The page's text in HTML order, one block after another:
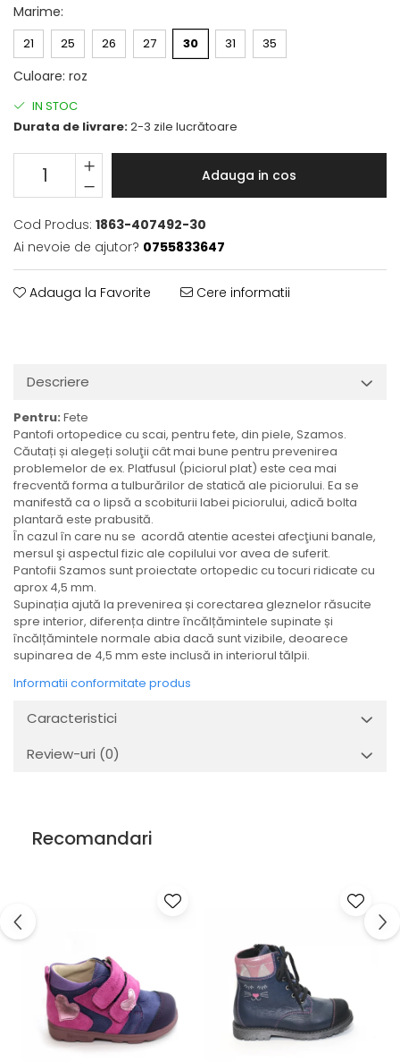
Marime:
21 25 26 27 30 31 35
Culoare: roz
IN STOC
Durata de livrare:2-3 zile lucrătoare
Adauga in cos
Cod Produs: 1863-407492-30
Ai nevoie de ajutor? 0755833647
Adauga la Favorite Cere informatii
Descriere
Pentru: Fete
Pantofi ortopedice cu scai, pentru fete, din piele, Szamos.
Căutați și alegeți soluţii cât mai bune pentru prevenirea
problemelor de ex. Platfusul (piciorul plat) este cea mai
frecventă forma a tulburărilor de statică ale piciorului. Ea se
manifestă ca o lipsă a scobiturii labei piciorului, adică bolta
plantară este prabusită.
În cazul în care nu se acordă atentie acestei afecţiuni banale,
mersul şi aspectul fizic ale copilului vor avea de suferit.
Pantofii Szamos sunt proiectate ortopedic cu tocuri ridicate cu
aprox 4,5 mm.
Supinația ajută la prevenirea și corectarea gleznelor răsucite
spre interior, diferența dintre încălțămintele supinate și
încălțămintele normale abia dacă sunt vizibile, deoarece
supinarea de 4,5 mm este inclusă in interiorul tălpii.
Informatii conformitate produs
Caracteristici
Review-uri (0)
Recomandari